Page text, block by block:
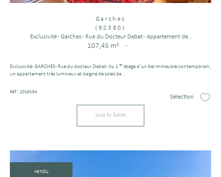
Garches
(92380)
Exclusivité - Garches - Rue du Docteur Debat - Appartement de...
107,45 m² -
Exclusivité - GARCHES - Rue du docteur Debat - Au 1 er étage d’un bel immeuble contemporain,
un appartement très lumineux et baigné de soleil de...
Réf : 2016194
Sélection
voir le bien
vendu